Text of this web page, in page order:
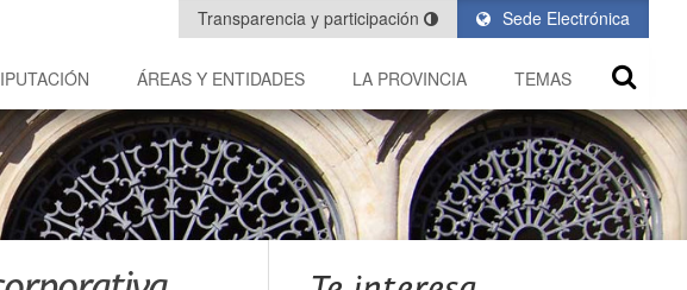
Sede Electrónica
Transparencia y participación
ÁREAS Y ENTIDADES LA PROVINCIA TEMAS